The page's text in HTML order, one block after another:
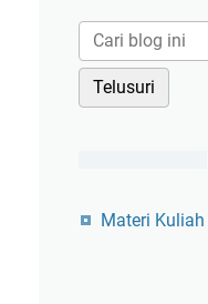
Materi Kuliah